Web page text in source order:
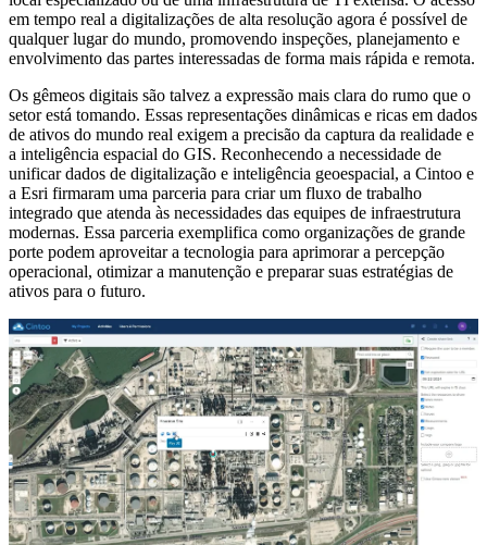
em tempo real a digitalizações de alta resolução agora é possível de
qualquer lugar do mundo, promovendo inspeções, planejamento e
envolvimento das partes interessadas de forma mais rápida e remota.
Os gêmeos digitais são talvez a expressão mais clara do rumo que o
setor está tomando. Essas representações dinâmicas e ricas em dados
de ativos do mundo real exigem a precisão da captura da realidade e
a inteligência espacial do GIS. Reconhecendo a necessidade de
unificar dados de digitalização e inteligência geoespacial, a Cintoo e
a Esri firmaram uma parceria para criar um fluxo de trabalho
integrado que atenda às necessidades das equipes de infraestrutura
modernas. Essa parceria exemplifica como organizações de grande
porte podem aproveitar a tecnologia para aprimorar a percepção
operacional, otimizar a manutenção e preparar suas estratégias de
ativos para o futuro.